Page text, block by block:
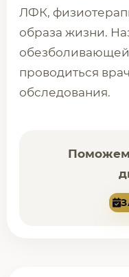
ЛФК,
образа жизни.
проводиться
обследования.
Поможем